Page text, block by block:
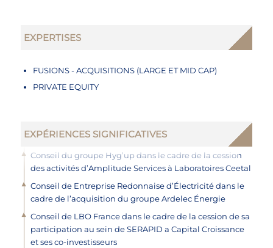
EXPERTISES
FUSIONS - ACQUISITIONS (LARGE ET MID CAP)
PRIVATE EQUITY
EXPÉRIENCES SIGNIFICATIVES
Conseil du groupe Hyg’up dans le cadre de la cession
des activités d’Amplitude Services à Laboratoires Ceetal
Conseil de Entreprise Redonnaise d’Électricité dans le
cadre de l’acquisition du groupe Ardelec Énergie
Conseil de LBO France dans le cadre de la cession de sa
participation au sein de SERAPID a Capital Croissance
et ses co-investisseurs